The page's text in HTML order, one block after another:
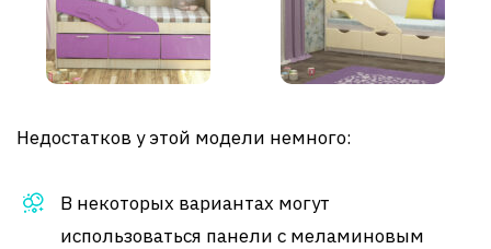
Недостатков у этой модели немного:
В некоторых вариантах могут
использоваться панели с меламиновым